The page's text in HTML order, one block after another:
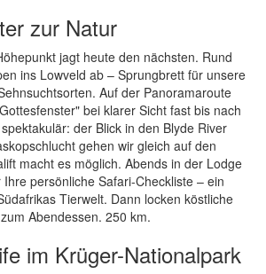
zur Natur
jagt heute den nächsten. Rund
ins Lowveld ab – Sprungbrett für unsere
Auf der Panoramaroute
bei klarer Sicht fast bis nach
der Blick in den Blyde River
gehen wir gleich auf den
macht es möglich. Abends in der Lodge
persönliche Safari-Checkliste – ein
Tierwelt. Dann locken köstliche
Abendessen. 250 km.
im Krüger-Nationalpark